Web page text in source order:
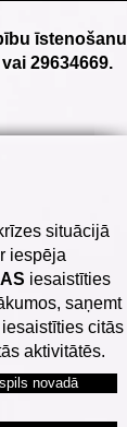
īstenošanu
29634669.
situācijā
iespēja
iesaistīties
saņemt
citās
aktivitātēs.
novadā